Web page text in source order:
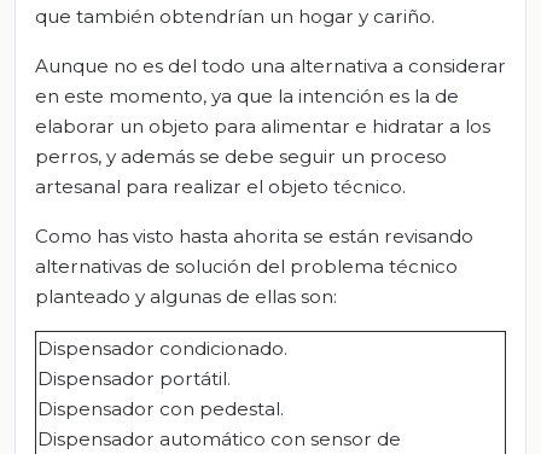
que también obtendrían un hogar y cariño.
Aunque no es del todo una alternativa a considerar
en este momento, ya que la intención es la de
elaborar un objeto para alimentar e hidratar a los
perros, y además se debe seguir un proceso
artesanal para realizar el objeto técnico.
Como has visto hasta ahorita se están revisando
alternativas de solución del problema técnico
planteado y algunas de ellas son:
Dispensador condicionado.
Dispensador portátil.
Dispensador con pedestal.
Dispensador automático con sensor de